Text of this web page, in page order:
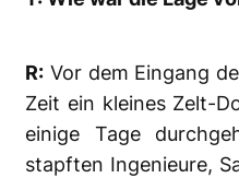
R: Vor dem Eingang
Zeit ein kleines Zelt-
einige Tage
stapften Ingenieure,